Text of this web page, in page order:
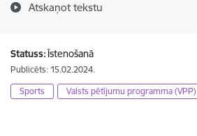
Atskaņot tekstu
Statuss:Īstenošanā
Publicēts: 15.02.2024.
Sports Valsts pētījumu programma (VPP)